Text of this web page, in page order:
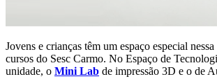
Jovens e crianças têm um espaço especial
cursos do Sesc Carmo. No Espaço de
unidade, o Mini Lab de impressão 3D e o de